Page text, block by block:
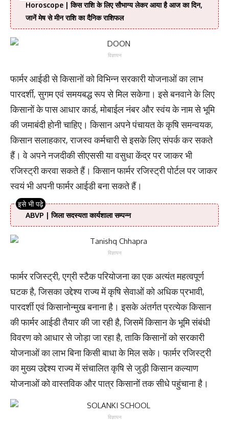
Horoscope | किस राशि के लिए सौभाग्य लेकर आया है आज का दिन,
जानें मेष से मीन राशि का दैनिक राशिफल
विज्ञापन
फार्मर आईडी से किसानों को विभिन्न सरकारी योजनाओं का लाभ
पारदर्शी, सुगम एवं समयबद्ध रूप से मिल सकेगा। इसे बनवाने के लिए
किसानों के पास आधार कार्ड, मोबाईल नंबर और स्वंय के नाम से भूमि
की जमाबंदी होनी चाहिए। किसान अपने पंचायत के कृषि समन्वयक,
किसान सलाहकार, राजस्व कर्मचारी से इसके लिए संपर्क कर सकते
हैं। वे अपने नजदीकी सीएससी या वसुधा केंद्र पर जाकर भी
रजिस्ट्री करवा सकते हैं। किसान फार्मर रजिस्ट्री पोर्टल पर जाकर
स्वयं भी अपनी फार्मर आईडी बना सकते हैं।
ABVP | जिला सदस्यता कार्यशाला सम्पन्न
विज्ञापन
फार्मर रजिस्ट्री, एग्री स्टैक परियोजना का एक अत्यंत महत्वपूर्ण
घटक है, जिसका उद्देश्य राज्य में कृषि सेवाओं को अधिक प्रभावी,
पारदर्शी एवं किसानोन्मुख बनाना है। इसके अंतर्गत प्रत्येक किसान
की फार्मर आईडी तैयार की जा रही है, जिसमें किसान के भूमि संबंधी
विवरण को आधार से जोड़ा जा रहा है, ताकि किसानों को सरकारी
योजनाओं का लाभ बिना किसी बाधा के मिल सके। फार्मर रजिस्ट्री
का मुख्य उद्देश्य राज्य में संचालित कृषि से जुड़ी किसान कल्याण
योजनाओं को वास्तविक और पात्र किसानों तक सीधे पहुंचाना है।
विज्ञापन